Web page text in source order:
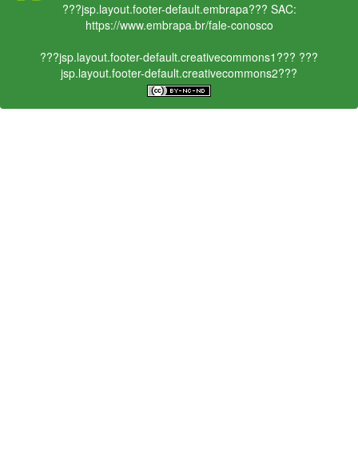
???jsp.layout.footer-default.embrapa??? SAC:
https://www.embrapa.br/fale-conosco
???jsp.layout.footer-default.creativecommons1??? ???
jsp.layout.footer-default.creativecommons2???